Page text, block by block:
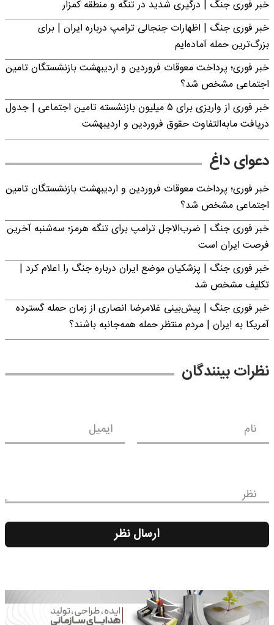
خبر فوری جنگ | درگیری شدید در تنگه و منطقه کمزار
خبر فوری جنگ | اظهارات جنجالی ترامپ درباره ایران | برای
بزرگ‌ترین حمله آماده‌ایم
خبر فوری؛ پرداخت معوقات فروردین و اردیبهشت بازنشستگان تامین
اجتماعی مشخص شد؟
خبر فوری از واریزی برای ۵ میلیون‌ بازنشسته تامین اجتماعی | جدول
دریافت مابه‌التفاوت حقوق فروردین و اردیبهشت
دعوای داغ
خبر فوری؛ پرداخت معوقات فروردین و اردیبهشت بازنشستگان تامین
اجتماعی مشخص شد؟
خبر فوری جنگ | ضرب‌الاجل ترامپ برای تنگه هرمز؛ سه‌شنبه آخرین
فرصت ایران است
خبر فوری جنگ | پزشکیان موضع ایران درباره جنگ را اعلام کرد |
تکلیف مشخص شد
خبر فوری جنگ | پیش‌بینی غلامرضا انصاری از زمان حمله گسترده
آمریکا به ایران | مردم منتظر حمله همه‌جانبه باشند؟
نظرات بینندگان
نام ایمیل
نظر
ارسال نظر